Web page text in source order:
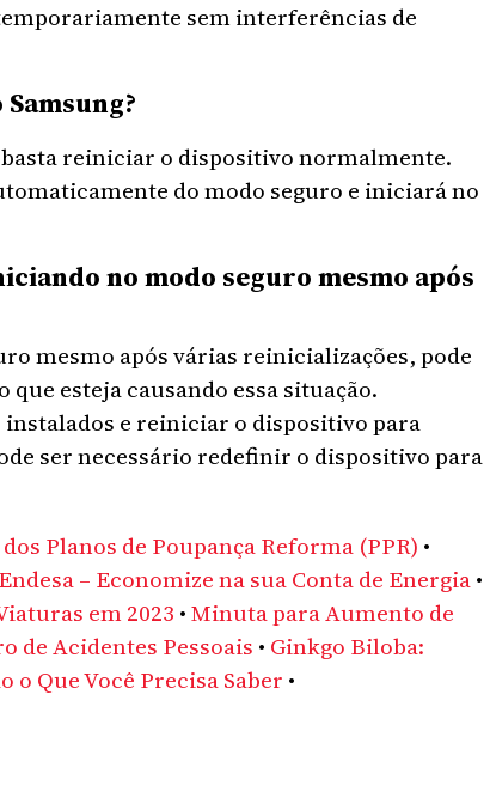
sem interferências de
reiniciar o dispositivo normalmente.
do modo seguro e iniciará no
no modo seguro mesmo após
mesmo após várias reinicializações, pode
esteja causando essa situação.
e reiniciar o dispositivo para
ser necessário redefinir o dispositivo para
Planos de Poupança Reforma (PPR) •
– Economize na sua Conta de Energia•
em 2023 •Minuta para Aumento de
de Acidentes Pessoais • Ginkgo Biloba:
o Que Você Precisa Saber •